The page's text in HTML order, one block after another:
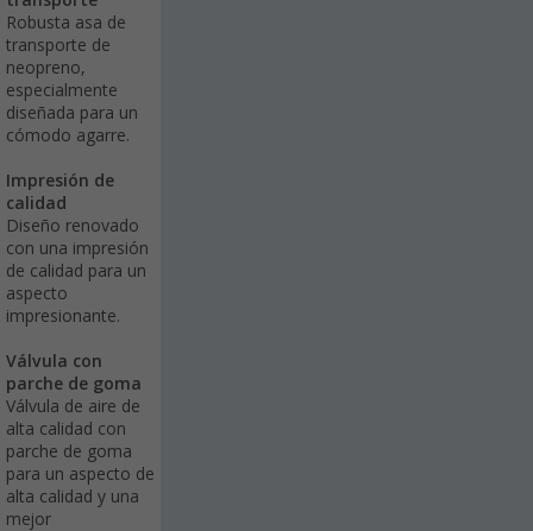
Robusta asa de
transporte de
neopreno,
especialmente
diseñada para un
cómodo agarre.
Impresión de
calidad
Diseño renovado
con una impresión
de calidad para un
aspecto
impresionante.
Válvula con
parche de goma
Válvula de aire de
alta calidad con
parche de goma
para un aspecto de
alta calidad y una
mejor